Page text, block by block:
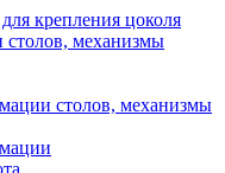
крепления цоколя
механизмы
столов, механизмы